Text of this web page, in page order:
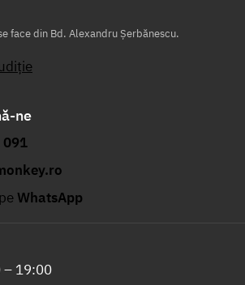
face din Bd. Alexandru Șerbănescu.
ne
091
WhatsApp
– 19:00